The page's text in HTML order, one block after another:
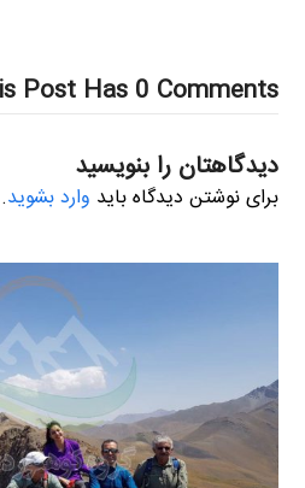
Post Has 0 Comments
دیدگاهتان را بنویسید
برای نوشتن دیدگاه باید وارد بشوید.